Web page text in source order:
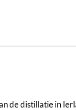
de distillatie in